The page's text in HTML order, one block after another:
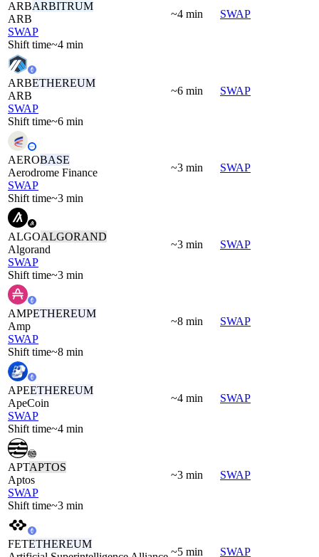
ARBARBITRUM
ARB
SWAP
Shift time~4 min
~4 min SWAP
ARBETHEREUM
ARB
SWAP
Shift time~6 min
~6 min SWAP
AEROBASE
Aerodrome Finance
SWAP
Shift time~3 min
~3 min SWAP
ALGOALGORAND
Algorand
SWAP
Shift time~3 min
~3 min SWAP
AMPETHEREUM
Amp
SWAP
Shift time~8 min
~8 min SWAP
APEETHEREUM
ApeCoin
SWAP
Shift time~4 min
~4 min SWAP
APTAPTOS
Aptos
SWAP
Shift time~3 min
~3 min SWAP
FETETHEREUM
~5 min SWAP